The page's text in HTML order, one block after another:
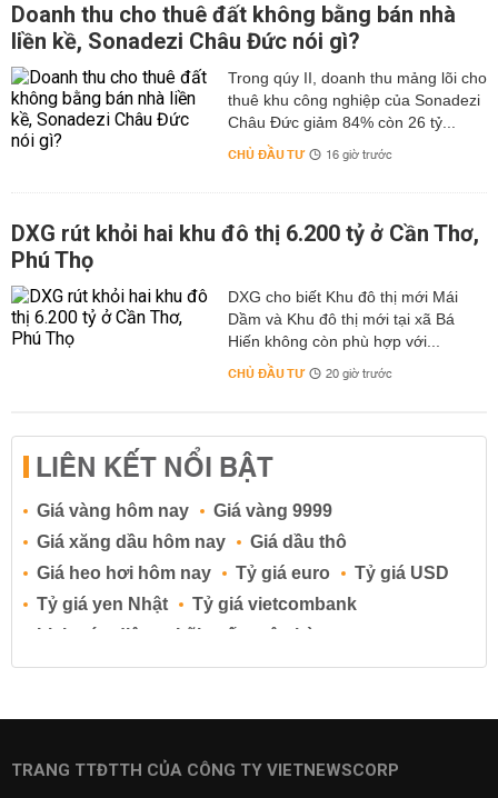
Doanh thu cho thuê đất không bằng bán nhà
liền kề, Sonadezi Châu Đức nói gì?
Trong qúy II, doanh thu mảng lõi cho
thuê khu công nghiệp của Sonadezi
Châu Đức giảm 84% còn 26 tỷ...
CHỦ ĐẦU TƯ 16 giờ trước
DXG rút khỏi hai khu đô thị 6.200 tỷ ở Cần Thơ,
Phú Thọ
DXG cho biết Khu đô thị mới Mái
Dầm và Khu đô thị mới tại xã Bá
Hiến không còn phù hợp với...
CHỦ ĐẦU TƯ 20 giờ trước
LIÊN KẾT NỔI BẬT
Giá vàng hôm nay
Giá vàng 9999
Giá xăng dầu hôm nay
Giá dầu thô
Giá heo hơi hôm nay
Tỷ giá euro
Tỷ giá USD
Tỷ giá yen Nhật
Tỷ giá vietcombank
Lịch cúp điện
Lãi suất ngân hàng
Lãi suất tiết kiệm
Lãi suất tiền gửi
Lãi suất ngân hàng BIDV
TRANG TTĐTTH CỦA CÔNG TY VIETNEWSCORP